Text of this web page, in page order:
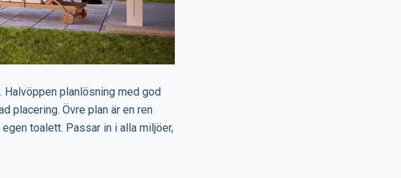
planlösning med god
placering. Övre plan är en ren
toalett. Passar in i alla miljöer,